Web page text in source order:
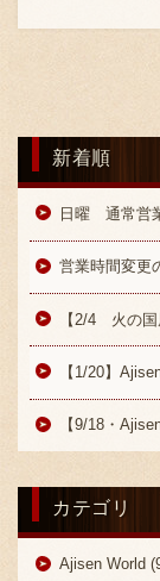
新着順
日曜 通常営
営業時間変更
【2/4 火の
【1/20】
【9/18・
カテゴリ
Ajisen World